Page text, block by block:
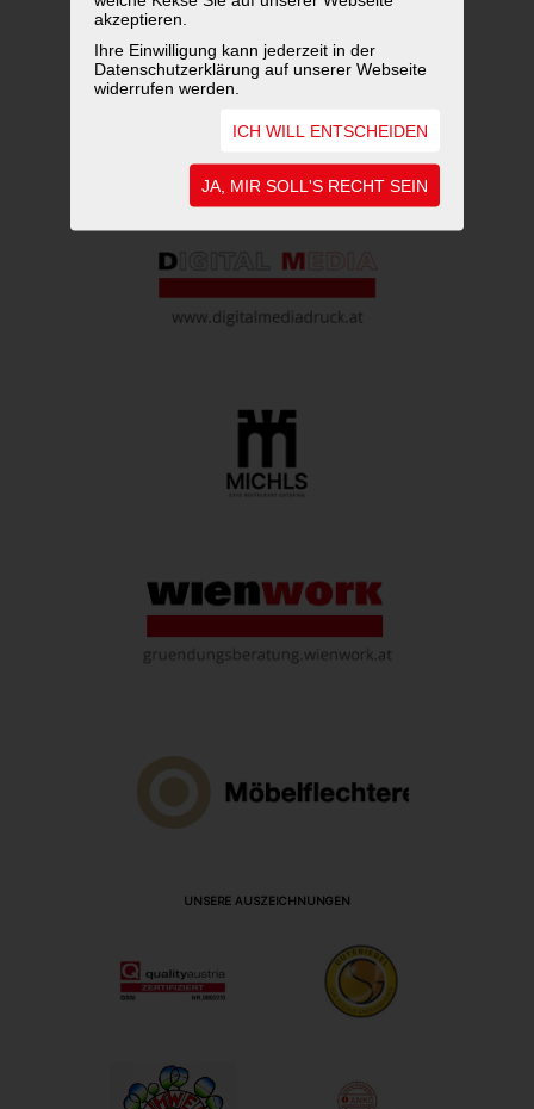
akzeptieren.
Ihre Einwilligung kann jederzeit in der
Datenschutzerklärung auf unserer Webseite
widerrufen werden.
ICH WILL ENTSCHEIDEN
JA, MIR SOLL'S RECHT SEIN
UNSERE AUSZEICHNUNGEN